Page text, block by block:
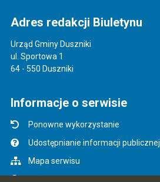
Adres redakcji Biuletynu
Urząd Gminy Duszniki
ul. Sportowa 1
64 - 550 Duszniki
Informacje o serwisie
Ponowne wykorzystanie
Udostępnianie informacji publicznej
Mapa serwisu
Instrukcja obsługi